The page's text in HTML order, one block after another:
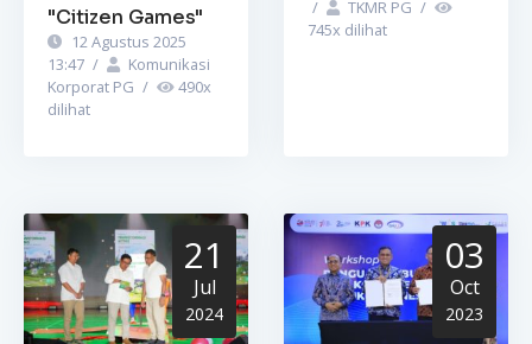
"Citizen Games"
12 Agustus 2025
13:47 /
Komunikasi
Korporat PG / 490x
dilihat
/
TKMR PG /
745x dilihat
21
Jul
2024
03
Oct
2023